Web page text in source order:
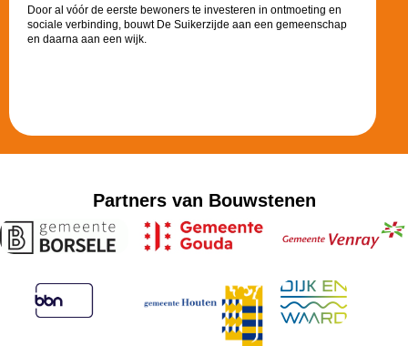
Door al vóór de eerste bewoners te investeren in ontmoeting en
sociale verbinding, bouwt De Suikerzijde aan een gemeenschap
en daarna aan een wijk.
Partners van Bouwstenen